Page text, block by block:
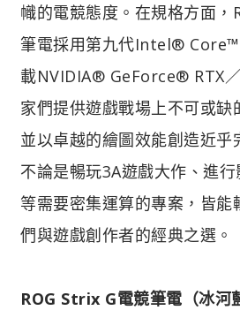
幟的電競態度。在規格方面
筆電採用第九代Intel®
載NVIDIA® GeForce® RTX
家們提供遊戲戰場上不可或缺
並以卓越的繪圖效能創造近乎
不論是暢玩3A遊戲大作、進
等需要密集運算的專案，皆能
們與遊戲創作者的經典之選。
ROG Strix G電競筆電（冰河